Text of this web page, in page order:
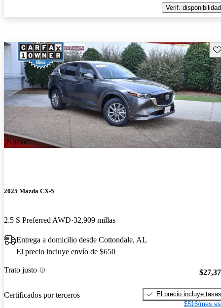
Verif. disponibilidad
¡Nuevo!
2025 Mazda CX-5
2.5 S Preferred AWD 32,909 millas
Entrega a domicilio desde Cottondale, AL
El precio incluye envío de $650
Trato justo
Certificados por terceros
El precio incluye tasas
$516/mes